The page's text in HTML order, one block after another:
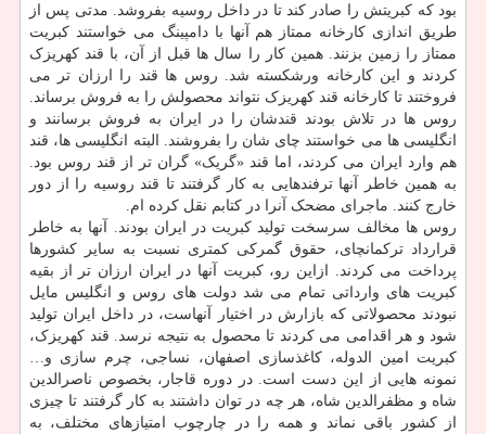
بود که کبریتش را صادر کند تا در داخل روسیه بفروشد. مدتی پس از
طریق اندازی کارخانه ممتاز هم آنها با دامپینگ می خواستند کبریت
ممتاز را زمین بزنند. همین کار را سال ها قبل از آن، با قند کهریزک
کردند و این کارخانه ورشکسته شد. روس ها قند را ارزان تر می
فروختند تا کارخانه قند کهریزک نتواند محصولش را به فروش برساند.
روس ها در تلاش بودند قندشان را در ایران به فروش برسانند و
انگلیسی ها می خواستند چای شان را بفروشند. البته انگلیسی ها، قند
هم وارد ایران می کردند، اما قند «گریک» گران تر از قند روس بود.
به همین خاطر آنها ترفندهایی به کار گرفتند تا قند روسیه را از دور
خارج کنند. ماجرای مضحک آنرا در کتابم نقل کرده ام.
روس ها مخالف سرسخت تولید کبریت در ایران بودند. آنها به خاطر
قرارداد ترکمانچای، حقوق گمرکی کمتری نسبت به سایر کشورها
پرداخت می کردند. ازاین رو، کبریت آنها در ایران ارزان تر از بقیه
کبریت های وارداتی تمام می شد دولت های روس و انگلیس مایل
نبودند محصولاتی که بازارش در اختیار آنهاست، در داخل ایران تولید
شود و هر اقدامی می کردند تا محصول به نتیجه نرسد. قند کهریزک،
کبریت امین الدوله، کاغذسازی اصفهان، نساجی، چرم سازی و…
نمونه هایی از این دست است. در دوره قاجار، بخصوص ناصرالدین
شاه و مظفرالدین شاه، هر چه در توان داشتند به کار گرفتند تا چیزی
از کشور باقی نماند و همه را در چارچوب امتیازهای مختلف، به